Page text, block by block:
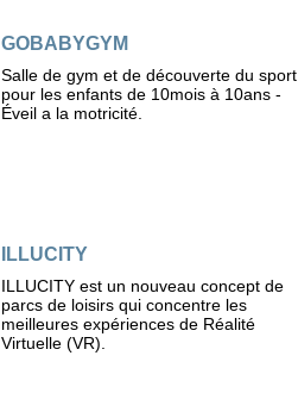
GOBABYGYM
Salle de gym et de découverte du sport
pour les enfants de 10mois à 10ans -
Éveil a la motricité.
ILLUCITY
ILLUCITY est un nouveau concept de
parcs de loisirs qui concentre les
meilleures expériences de Réalité
Virtuelle (VR).